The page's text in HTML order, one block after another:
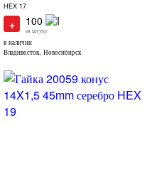
HEX 17
+ 100
за штуку
в наличии
Владивосток, Новосибирск